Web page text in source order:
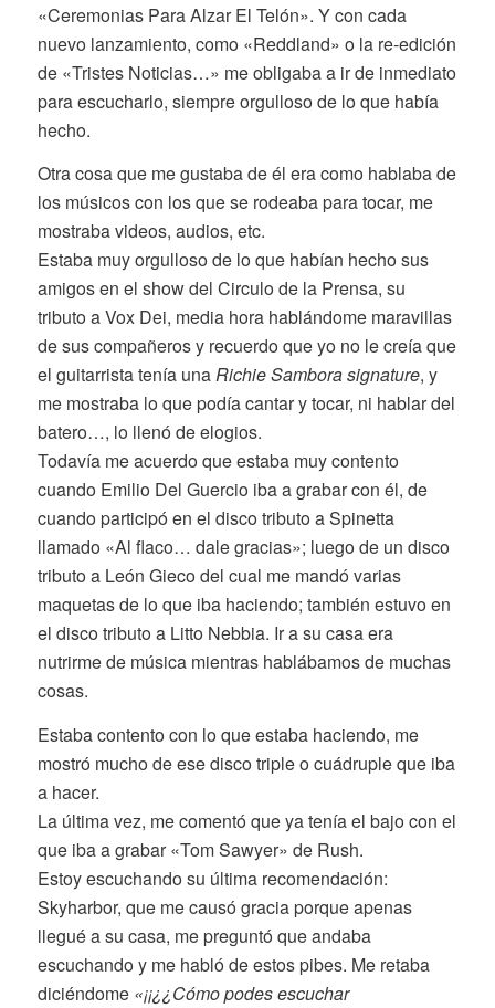
«Ceremonias Para Alzar El Telón». Y con cada
nuevo lanzamiento, como «Reddland» o la re-edición
de «Tristes Noticias…» me obligaba a ir de inmediato
para escucharlo, siempre orgulloso de lo que había
hecho.
Otra cosa que me gustaba de él era como hablaba de
los músicos con los que se rodeaba para tocar, me
mostraba videos, audios, etc.
Estaba muy orgulloso de lo que habían hecho sus
amigos en el show del Circulo de la Prensa, su
tributo a Vox Dei, media hora hablándome maravillas
de sus compañeros y recuerdo que yo no le creía que
el guitarrista tenía unaRichie Sambora signature, y
me mostraba lo que podía cantar y tocar, ni hablar del
batero…, lo llenó de elogios.
Todavía me acuerdo que estaba muy contento
cuando Emilio Del Guercio iba a grabar con él, de
cuando participó en el disco tributo a Spinetta
llamado «Al flaco… dale gracias»; luego de un disco
tributo a León Gieco del cual me mandó varias
maquetas de lo que iba haciendo; también estuvo en
el disco tributo a Litto Nebbia. Ir a su casa era
nutrirme de música mientras hablábamos de muchas
cosas.
Estaba contento con lo que estaba haciendo, me
mostró mucho de ese disco triple o cuádruple que iba
a hacer.
La última vez, me comentó que ya tenía el bajo con el
que iba a grabar «Tom Sawyer» de Rush.
Estoy escuchando su última recomendación:
Skyharbor, que me causó gracia porque apenas
llegué a su casa, me preguntó que andaba
escuchando y me habló de estos pibes. Me retaba
diciéndome «¡¡¿¿Cómo podes escuchar